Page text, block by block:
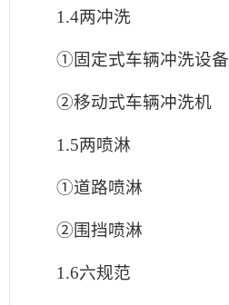
1.4两冲洗
①固定式车辆冲洗设备
②移动式车辆冲洗机
1.5两喷淋
①道路喷淋
②围挡喷淋
1.6六规范